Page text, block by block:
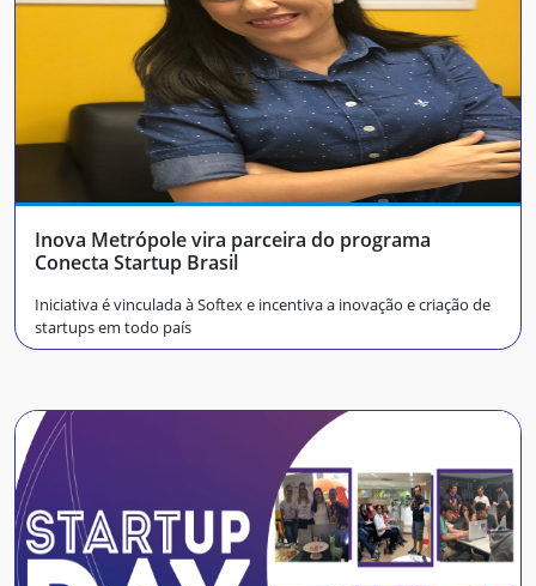
Inova Metrópole vira parceira do programa
Conecta Startup Brasil
Iniciativa é vinculada à Softex e incentiva a inovação e criação de
startups em todo país